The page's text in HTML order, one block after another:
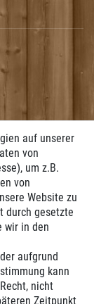
auf unserer
von
um z.B.
von
Website zu
durch gesetzte
wir in den
aufgrund
kann
nicht
Zeitpunkt